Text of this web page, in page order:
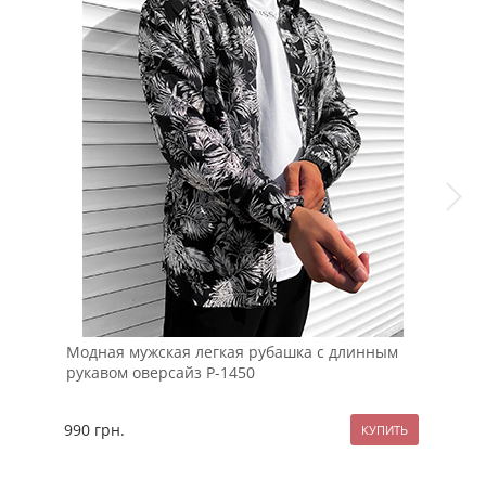
Модная мужская легкая рубашка с длинным
рукавом оверсайз Р-1450
990 грн.